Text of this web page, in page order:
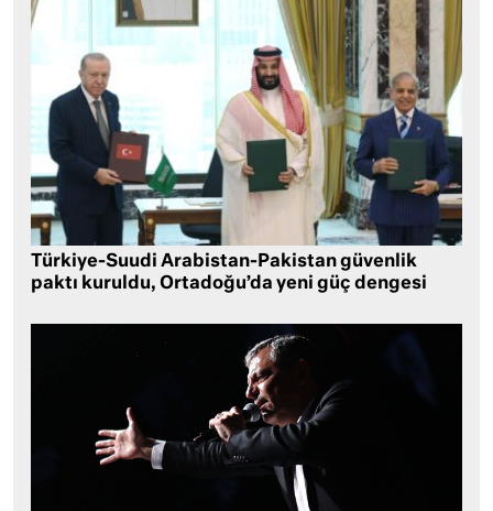
Türkiye-Suudi Arabistan-Pakistan güvenlik
paktı kuruldu, Ortadoğu’da yeni güç dengesi